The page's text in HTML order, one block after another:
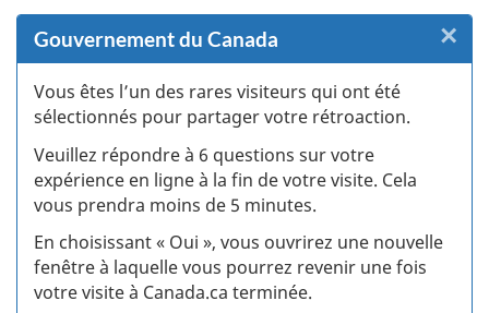
Gouvernement du Canada
Vous êtes l’un des rares visiteurs qui ont été
sélectionnés pour partager votre rétroaction.
Veuillez répondre à 6 questions sur votre
expérience en ligne à la fin de votre visite. Cela
vous prendra moins de 5 minutes.
En choisissant « Oui », vous ouvrirez une nouvelle
fenêtre à laquelle vous pourrez revenir une fois
votre visite à Canada.ca terminée.
×